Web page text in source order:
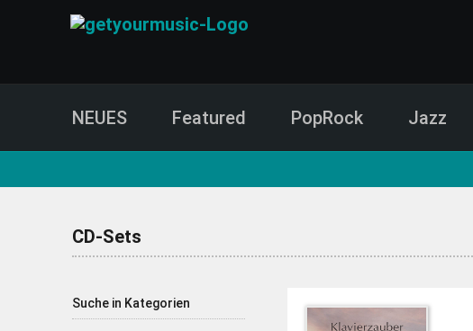
NEUES Featured PopRock Jazz
CD-Sets
Suche in Kategorien